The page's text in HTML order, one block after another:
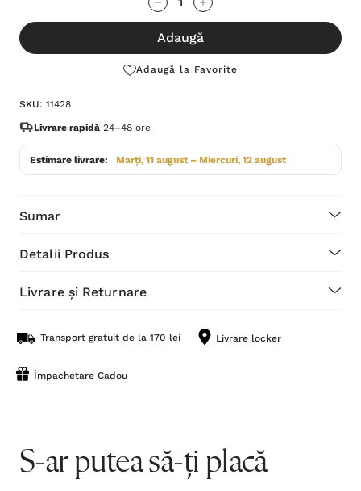
te!
Stocul
Adaugă
Adaugă la Favorite
SKU: 11428
Livrare rapidă 24–48 ore
Estimare livrare: Marți, 11 august – Miercuri, 12 august
Sumar
Detalii Produs
Livrare și Returnare
Transport gratuit de la 170 lei Livrare locker
Împachetare Cadou
S-ar putea să-ți placă